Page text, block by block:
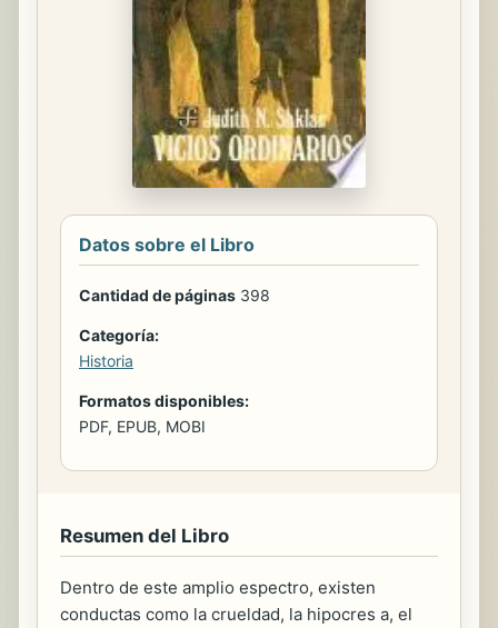
Datos sobre el Libro
Cantidad de páginas 398
Categoría:
Historia
Formatos disponibles:
PDF, EPUB, MOBI
Resumen del Libro
Dentro de este amplio espectro, existen
conductas como la crueldad, la hipocres a, el